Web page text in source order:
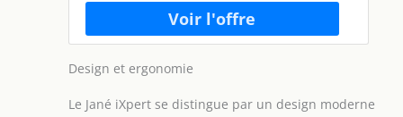
Design et ergonomie
Le Jané iXpert se distingue par un design moderne